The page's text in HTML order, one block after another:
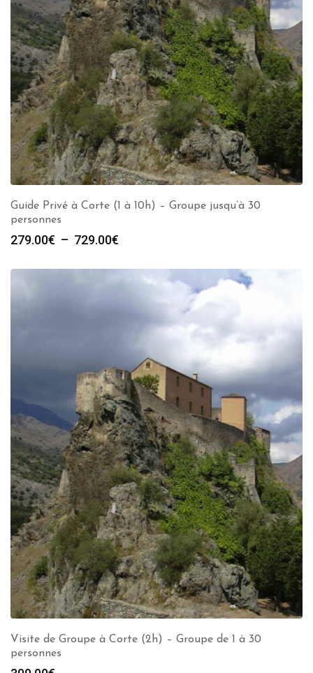
Guide Privé à Corte (1 à 10h) – Groupe jusqu’à 30
personnes
279.00€ – 729.00€
prix :
279.00€
Visite de Groupe à Corte (2h) – Groupe de 1 à 30
personnes